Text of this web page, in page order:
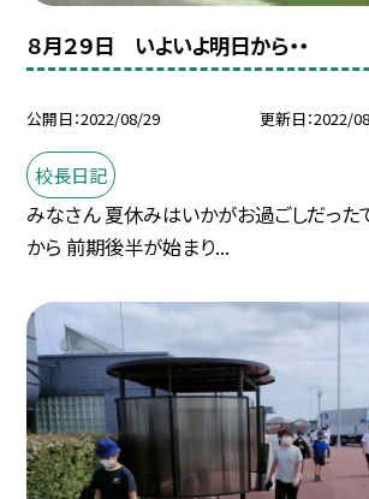
８月２９日 いよいよ明日から・・
公開日 2022/08/29 更新日 2022/
校長日記
みなさん 夏休みはいかがお過ごしだった
から 前期後半が始まり...